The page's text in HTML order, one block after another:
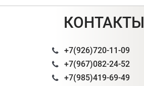
КОНТАКТЫ
+7(926)720-11-09
+7(967)082-24-52
+7(985)419-69-49